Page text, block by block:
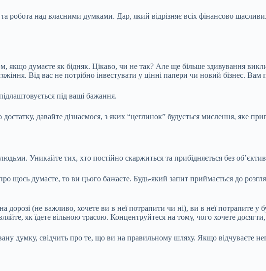
робота над власними думками. Дар, який відрізняє всіх фінансово
якщо думаєте як бідняк. Цікаво, чи не так? Але ще більше здивування
Від вас не потрібно інвестувати у цінні папери чи новий бізнес. Вам
під ваші бажання.
давайте дізнаємося, з яких “цеглинок” будується мислення, яке
Уникайте тих, хто постійно скаржиться та прибідняється без
щось думаєте, то ви цього бажаєте. Будь-який запит приймається до
(не важливо, хочете ви в неї потрапити чи ні), ви в неї потрапите у
як їдете вільною трасою. Концентруйтеся на тому, чого хочете
думку, свідчить про те, що ви на правильному шляху. Якщо відчуваєте